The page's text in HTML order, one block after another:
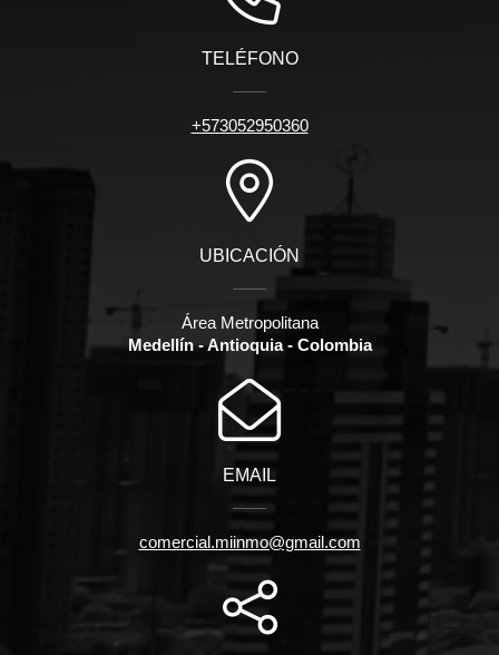
TELÉFONO
+573052950360
UBICACIÓN
Área Metropolitana
Medellín - Antioquia - Colombia
EMAIL
comercial.miinmo@gmail.com